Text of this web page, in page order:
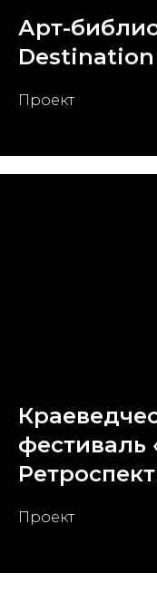
Арт-
Destination
Проект
фестиваль
Проект